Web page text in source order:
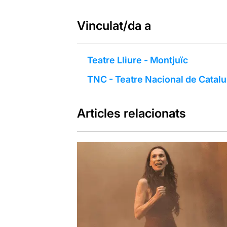
Vinculat/da a
Teatre Lliure - Montjuïc
TNC - Teatre Nacional de
Articles relacionats